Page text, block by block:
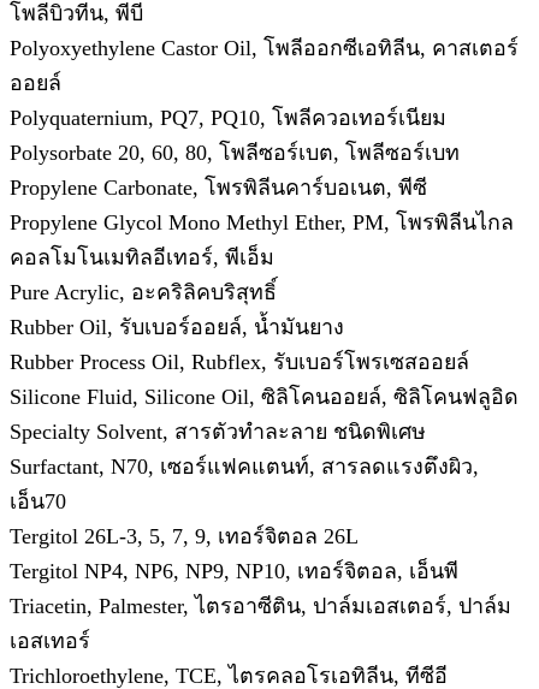
โพลีบิวทีน, พีบี
Polyoxyethylene Castor Oil, โพลีออกซีเอทิลีน, คาสเตอร์
ออยล์
Polyquaternium, PQ7, PQ10, โพลีควอเทอร์เนียม
Polysorbate 20, 60, 80, โพลีซอร์เบต, โพลีซอร์เบท
Propylene Carbonate, โพรพิลีนคาร์บอเนต, พีซี
Propylene Glycol Mono Methyl Ether, PM, โพรพิลีนไกล
คอลโมโนเมทิลอีเทอร์, พีเอ็ม
Pure Acrylic, อะคริลิคบริสุทธิ์
Rubber Oil, รับเบอร์ออยล์, น้ำมันยาง
Rubber Process Oil, Rubflex, รับเบอร์โพรเซสออยล์
Silicone Fluid, Silicone Oil, ซิลิโคนออยล์, ซิลิโคนฟลูอิด
Specialty Solvent, สารตัวทำละลาย ชนิดพิเศษ
Surfactant, N70, เซอร์แฟคแตนท์, สารลดแรงตึงผิว,
เอ็น70
Tergitol 26L-3, 5, 7, 9, เทอร์จิตอล 26L
Tergitol NP4, NP6, NP9, NP10, เทอร์จิตอล, เอ็นพี
Triacetin, Palmester, ไตรอาซีติน, ปาล์มเอสเตอร์, ปาล์ม
เอสเทอร์
Trichloroethylene, TCE, ไตรคลอโรเอทิลีน, ทีซีอี